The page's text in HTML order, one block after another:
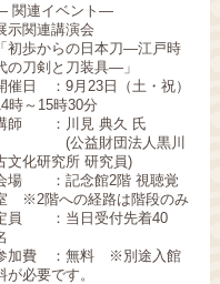
関連イベント―
示関連講演会
「初歩からの日本刀―江戸時
の刀剣と刀装具―」
催日 ：9月23日（土・祝）
時～15時30分
師 ：川見 典久 氏
(公益財団法人黒川
文化研究所 研究員)
場 ：記念館2階 視聴覚
※2階への経路は階段のみ
員 ：当日受付先着40
加費 ：無料 ※別途入館
が必要です。